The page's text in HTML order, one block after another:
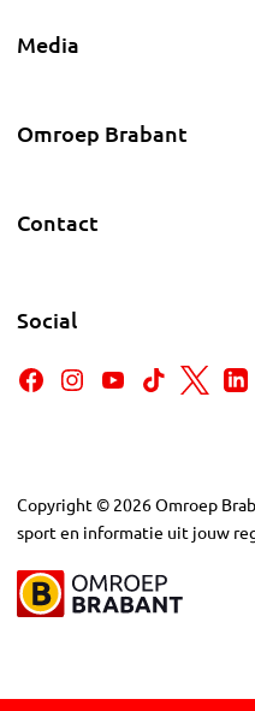
Media
Omroep Brabant
Contact
Social
Copyright © 2026Omroep
sport en informatie uit jouw